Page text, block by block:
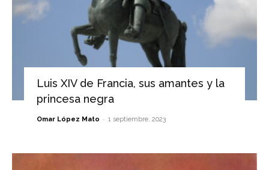
Luis XIV de Francia, sus amantes y la
princesa negra
Omar López Mato - 1 septiembre, 2023